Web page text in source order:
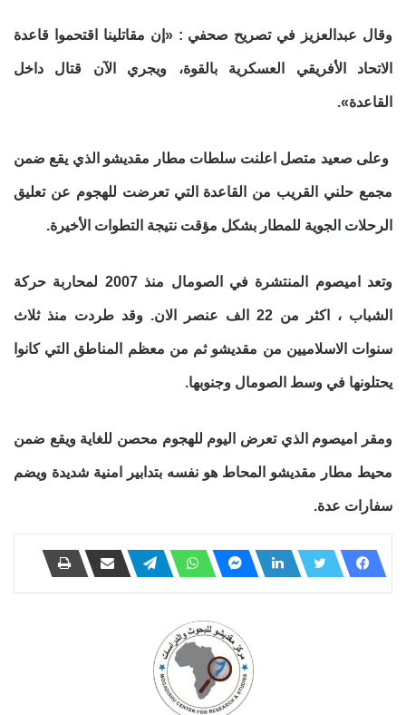
وقال عبدالعزيز في تصريح صحفي : «إن مقاتلينا اقتحموا قاعدة
الاتحاد الأفريقي العسكرية بالقوة، ويجري الآن قتال داخل
القاعدة».
وعلى صعيد متصل اعلنت سلطات مطار مقديشو الذي يقع ضمن
مجمع حلني القريب من القاعدة التي تعرضت للهجوم عن تعليق
الرحلات الجوية للمطار بشكل مؤقت نتيجة التطوات الأخيرة.
وتعد اميصوم المنتشرة في الصومال منذ 2007 لمحاربة حركة
الشباب ، اكثر من 22 الف عنصر الان. وقد طردت منذ ثلاث
سنوات الاسلاميين من مقديشو ثم من معظم المناطق التي كانوا
يحتلونها في وسط الصومال وجنوبها.
ومقر اميصوم الذي تعرض اليوم للهجوم محصن للغاية ويقع ضمن
محيط مطار مقديشو المحاط هو نفسه بتدابير امنية شديدة ويضم
سفارات عدة.